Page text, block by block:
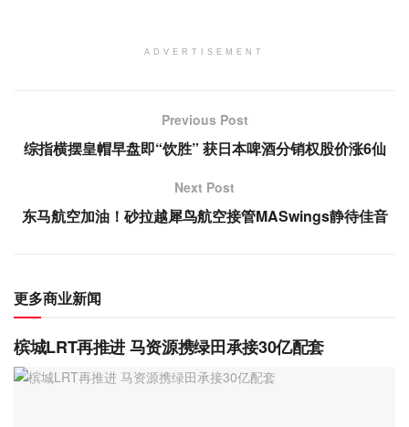
ADVERTISEMENT
Previous Post
综指横摆皇帽早盘即“饮胜” 获日本啤酒分销权股价涨6仙
Next Post
东马航空加油！砂拉越犀鸟航空接管MASwings静待佳音
更多商业新闻
槟城LRT再推进 马资源携绿田承接30亿配套